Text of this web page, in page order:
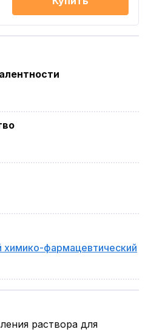
фармацевтический
раствора для